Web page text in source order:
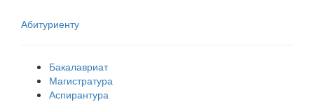
Абитуриенту
Бакалавриат
Магистратура
Аспирантура